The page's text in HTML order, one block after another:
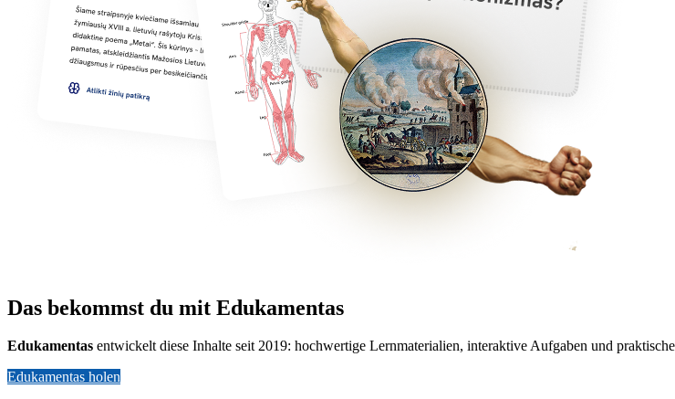
Das bekommst du mit Edukamentas
Edukamentas entwickelt diese Inhalte seit 2019: hochwertige Lernmaterialien, interaktive Aufgaben und
Edukamentas holen